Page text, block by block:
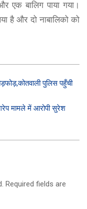
एक बालिग पाया गया।
है और दो नाबालिको को
पुलिस पहुँची
मामले में आरोपी सुरेश
Required fields are